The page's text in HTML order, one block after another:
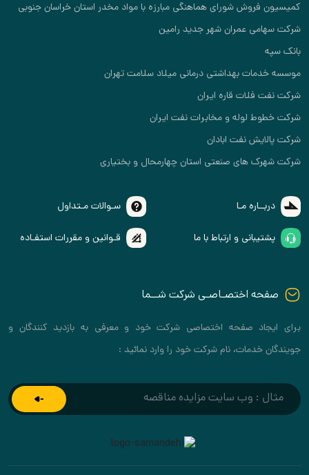
شورای هماهنگی مبارزه با مواد مخدر استان خراسان جنوبی
عمران شهر جدید رامین
بهداشتی درمانی میلاد سلامت تهران
قاره ایران
لوله و مخابرات نفت ایران
نفت ابادان
های صنعتی استان چهارمحال و بختیاری
مـا سـوالات مـتداول
و ارتباط با ما قـوانین و مقررات استفـاده
اختصـاصـی شرکت شــما
صفحه اختصاصی شرکت خود و معرفی به بازدید کنندگان و
نام شرکت خود را وارد نمائید :